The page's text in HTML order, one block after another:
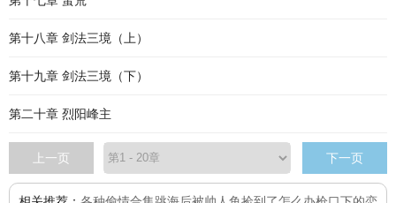
第十八章 剑法三境（上）
第十九章 剑法三境（下）
第二十章 烈阳峰主
上一页 下一页